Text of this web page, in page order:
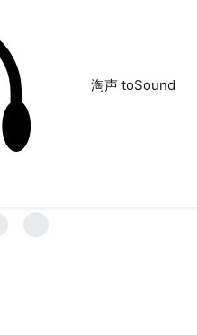
淘声 toSound